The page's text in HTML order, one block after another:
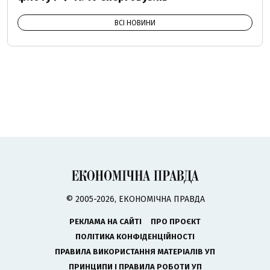
ВСІ НОВИНИ
© 2005-2026, ЕКОНОМІЧНА ПРАВДА
РЕКЛАМА НА САЙТІ
ПРО ПРОЄКТ
ПОЛІТИКА КОНФІДЕНЦІЙНОСТІ
ПРАВИЛА ВИКОРИСТАННЯ МАТЕРІАЛІВ УП
ПРИНЦИПИ І ПРАВИЛА РОБОТИ УП